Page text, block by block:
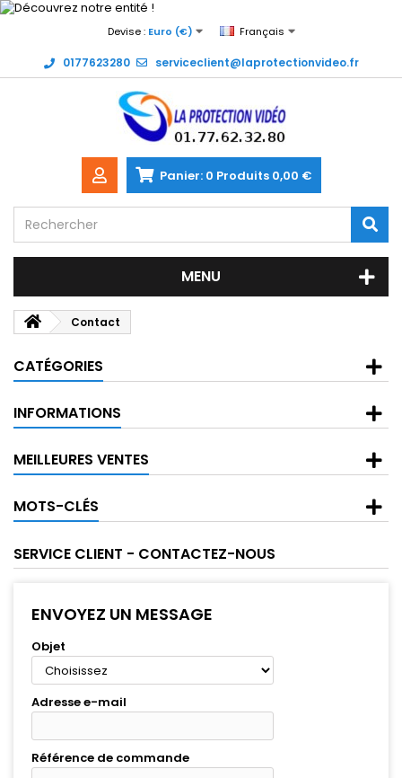
Devise : Euro (€) Français
0177623280 serviceclient@laprotectionvideo.fr
Panier: 0 Produits 0,00 €
MENU
Contact
CATÉGORIES
INFORMATIONS
MEILLEURES VENTES
MOTS-CLÉS
SERVICE CLIENT - CONTACTEZ-NOUS
ENVOYEZ UN MESSAGE
Objet
Adresse e-mail
Référence de commande